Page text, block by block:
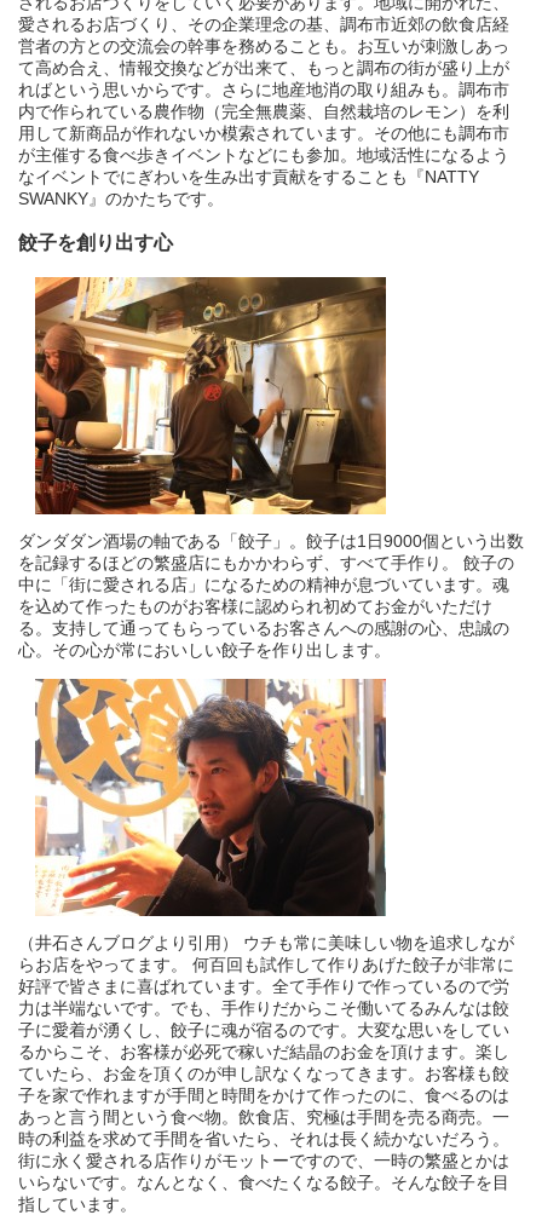
愛されるお店づくり、その企業理念の基、調布市近郊の飲食店経
営者の方との交流会の幹事を務めることも。お互いが刺激しあっ
て高め合え、情報交換などが出来て、もっと調布の街が盛り上が
ればという思いからです。さらに地産地消の取り組みも。調布市
内で作られている農作物（完全無農薬、自然栽培のレモン）を利
用して新商品が作れないか模索されています。その他にも調布市
が主催する食べ歩きイベントなどにも参加。地域活性になるよう
なイベントでにぎわいを生み出す貢献をすることも『NATTY
SWANKY』のかたちです。
餃子を創り出す心
ダンダダン酒場の軸である「餃子」。餃子は1日9000個という出数
を記録するほどの繁盛店にもかかわらず、すべて手作り。 餃子の
中に「街に愛される店」になるための精神が息づいています。魂
を込めて作ったものがお客様に認められ初めてお金がいただけ
る。支持して通ってもらっているお客さんへの感謝の心、忠誠の
心。その心が常においしい餃子を作り出します。
（井石さんブログより引用） ウチも常に美味しい物を追求しなが
らお店をやってます。 何百回も試作して作りあげた餃子が非常に
好評で皆さまに喜ばれています。全て手作りで作っているので労
力は半端ないです。でも、手作りだからこそ働いてるみんなは餃
子に愛着が湧くし、餃子に魂が宿るのです。大変な思いをしてい
るからこそ、お客様が必死で稼いだ結晶のお金を頂けます。楽し
ていたら、お金を頂くのが申し訳なくなってきます。お客様も餃
子を家で作れますが手間と時間をかけて作ったのに、食べるのは
あっと言う間という食べ物。飲食店、究極は手間を売る商売。一
時の利益を求めて手間を省いたら、それは長く続かないだろう。
街に永く愛される店作りがモットーですので、一時の繁盛とかは
いらないです。なんとなく、食べたくなる餃子。そんな餃子を目
指しています。